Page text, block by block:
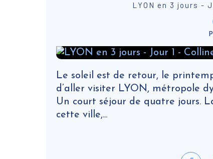
LYON en 3 jours -
Le soleil est de retour, le
d’aller visiter LYON, métropole
Un court séjour de quatre jours.
cette ville,...